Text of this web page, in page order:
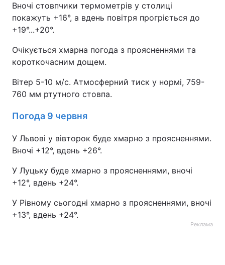
Вночі стовпчики термометрів у столиці
покажуть +16°, а вдень повітря прогріється до
+19°...+20°.
Очікується хмарна погода з проясненнями та
короткочасним дощем.
Вітер 5-10 м/с. Атмосферний тиск у нормі, 759-
760 мм ртутного стовпа.
Погода 9 червня
У Львові у вівторок буде хмарно з проясненнями.
Вночі +12°, вдень +26°.
У Луцьку буде хмарно з проясненнями, вночі
+12°, вдень +24°.
У Рівному сьогодні хмарно з проясненнями, вночі
+13°, вдень +24°.
Реклама